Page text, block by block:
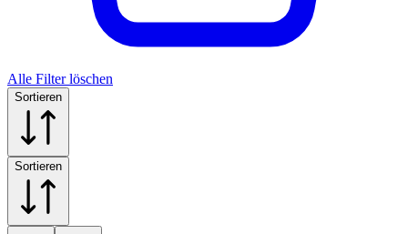
Alle Filter löschen
Sortieren
Sortieren